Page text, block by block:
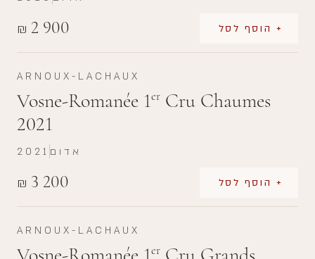
₪ 2 900 + הוסף לסל
ARNOUX-LACHAUX
Vosne-Romanée 1er Cru Chaumes
2021
₪ 3 200 + הוסף לסל
2021 אדום
ARNOUX-LACHAUX
er